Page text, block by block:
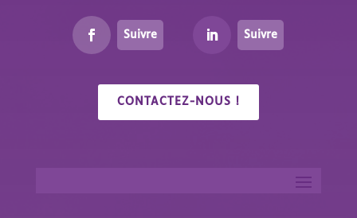
Suivre Suivre
CONTACTEZ-NOUS !